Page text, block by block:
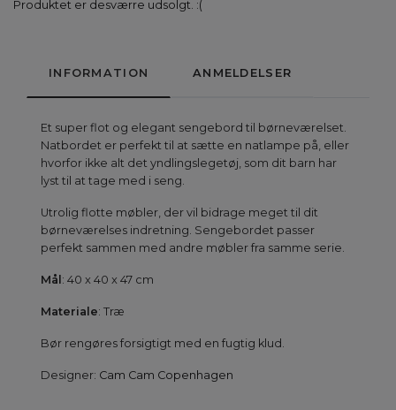
Produktet er desværre udsolgt. :(
INFORMATION ANMELDELSER
Et super flot og elegant sengebord til børneværelset.
Natbordet er perfekt til at sætte en natlampe på, eller
hvorfor ikke alt det yndlingslegetøj, som dit barn har
lyst til at tage med i seng.
Utrolig flotte møbler, der vil bidrage meget til dit
børneværelses indretning. Sengebordet passer
perfekt sammen med andre møbler fra samme serie.
Mål: 40 x 40 x 47 cm
Materiale: Træ
Bør rengøres forsigtigt med en fugtig klud.
Designer: Cam Cam Copenhagen